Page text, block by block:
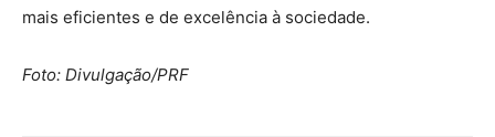
mais eficientes e de excelência à sociedade.
Foto: Divulgação/PRF